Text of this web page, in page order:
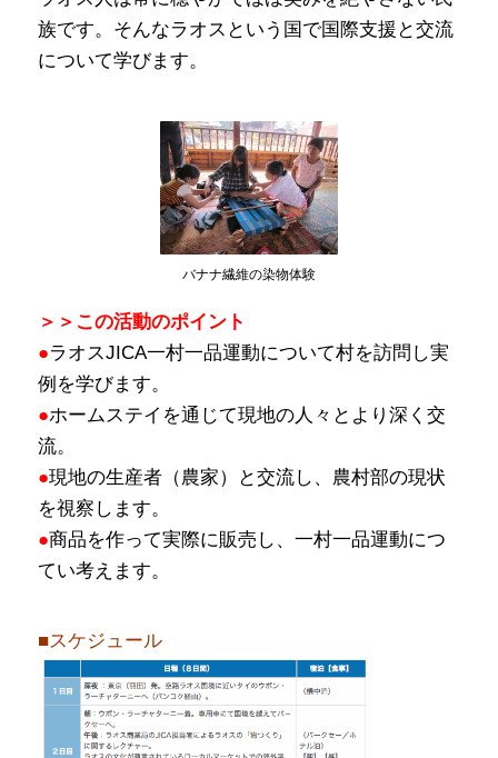
族です。そんなラオスという国で国際支援と交流
について学びます。
バナナ繊維の染物体験
＞＞この活動のポイント
●ラオスJICA一村一品運動について村を訪問し実
例を学びます。
●ホームステイを通じて現地の人々とより深く交
流。
●現地の生産者（農家）と交流し、農村部の現状
を視察します。
●商品を作って実際に販売し、一村一品運動につ
てい考えます。
■スケジュール